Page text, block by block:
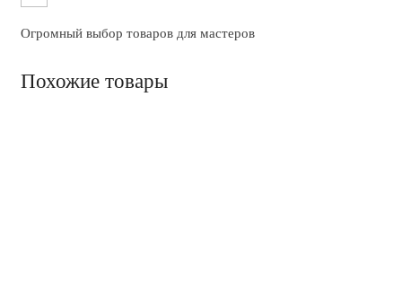
Огромный выбор товаров для мастеров
Похожие товары